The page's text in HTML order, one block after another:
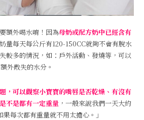
額外喝水唷！因為母奶或配方奶中已經含有
量每天每公斤有120-150CC就夠不會有脫水
較多的情況，如：戶外活動、發燒等，可以
外散失的水分。
，可以觀察小寶寶的嘴唇是否乾燥、有沒有
不是都有一定重量 ，一般來說我們一天大約
每次都有重量就不用太擔心。」